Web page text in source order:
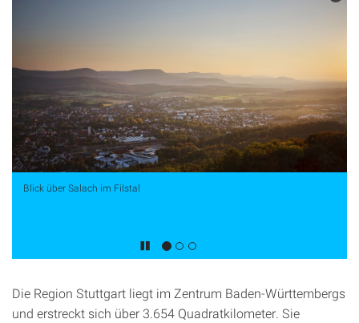
Blick über Salach im Filstal
Die Region Stuttgart liegt im Zentrum Baden-Württembergs
und erstreckt sich über 3.654 Quadratkilometer. Sie